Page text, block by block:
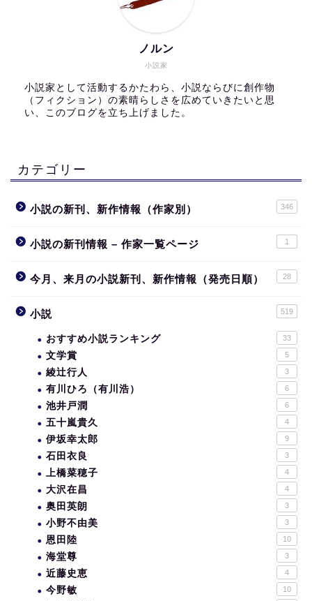
小説家
ノルン
小説家として活動するかたわら、小説ならびに創作物
（フィクション）の素晴らしさを広めていきたいと思
い、このブログを立ち上げました。
カテゴリー
小説の新刊、新作情報（作家別） 346
小説の新刊情報 – 作家一覧ページ 1
今月、来月の小説新刊、新作情報（発売日順） 28
小説 519
おすすめ小説ランキング 33
文学賞 5
綾辻行人 3
有川ひろ（有川浩） 6
池井戸潤 6
五十嵐貴久 4
伊坂幸太郎 9
石田衣良 3
上橋菜穂子 4
大沢在昌 4
奥田英朗 3
小野不由美 3
恩田陸 10
海堂尊 3
近藤史恵 4
今野敏 10